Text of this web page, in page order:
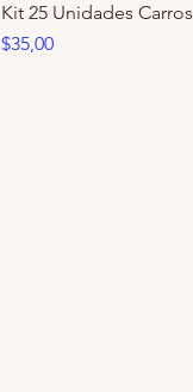
Kit 25 Unidades
Precio
$35,00